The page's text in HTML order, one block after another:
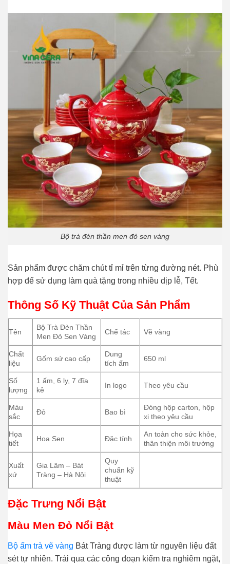
Bộ trà đèn thần men đỏ sen vàng
Sản phẩm được chăm chút tỉ mỉ trên từng đường nét. Phù
hợp để sử dụng làm quà tặng trong nhiều dịp lễ, Tết.
Thông Số Kỹ Thuật Của Sản Phẩm
Tên
Bộ Trà Đèn Thần
Men Đỏ Sen Vàng
Chế tác Vẽ vàng
Chất
liệu
Gốm sứ cao cấp
Dung
tích ấm
650 ml
Số
lượng
1 ấm, 6 ly, 7 đĩa
kê
In logo Theo yêu cầu
Màu
sắc
Đỏ Bao bì
Đóng hộp carton, hộp
xi theo yêu cầu
Họa
tiết
Hoa Sen Đặc tính
An toàn cho sức khỏe,
thân thiện môi trường
Xuất
xứ
Gia Lâm – Bát
Tràng – Hà Nội
Quy
chuẩn kỹ
thuật
Đặc Trưng Nổi Bật
Màu Men Đỏ Nổi Bật
Bộ ấm trà vẽ vàng Bát Tràng được làm từ nguyên liệu đất
sét tự nhiên. Trải qua các công đoạn kiểm tra nghiêm ngặt,